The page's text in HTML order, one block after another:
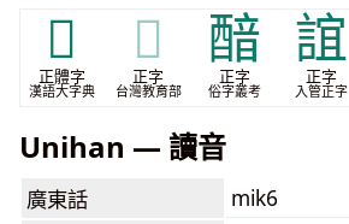
𨢎
正體字
漢語大字典
𨢎
正字
台灣教育部
䤃
正字
俗字叢考
誼
正字
入管正字
Unihan — 讀音
廣東話
mik6